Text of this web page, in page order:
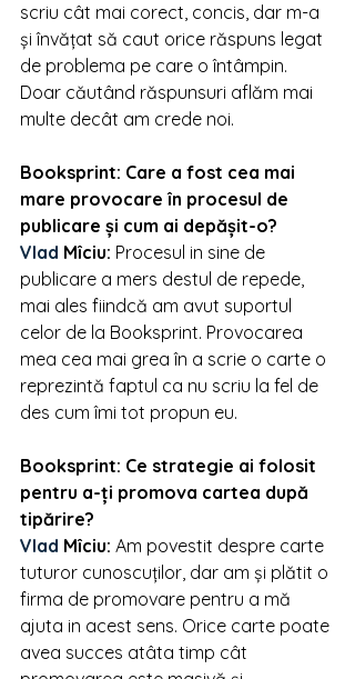
scriu cât mai corect, concis, dar m-a
și învățat să caut orice răspuns legat
de problema pe care o întâmpin.
Doar căutând răspunsuri aflăm mai
multe decât am crede noi.
Booksprint: Care a fost cea mai
mare provocare în procesul de
publicare și cum ai depășit-o?
Vlad Mîciu: Procesul in sine de
publicare a mers destul de repede,
mai ales fiindcă am avut suportul
celor de la Booksprint. Provocarea
mea cea mai grea în a scrie o carte o
reprezintă faptul ca nu scriu la fel de
des cum îmi tot propun eu.
Booksprint: Ce strategie ai folosit
pentru a-ți promova cartea după
tipărire?
Vlad Mîciu: Am povestit despre carte
tuturor cunoscuților, dar am și plătit o
firma de promovare pentru a mă
ajuta in acest sens. Orice carte poate
avea succes atâta timp cât